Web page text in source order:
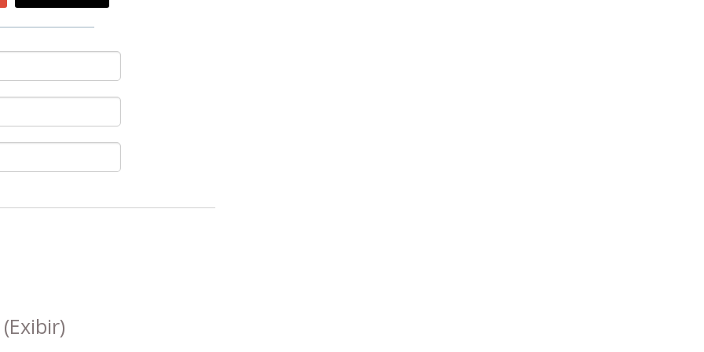
(Exibir)